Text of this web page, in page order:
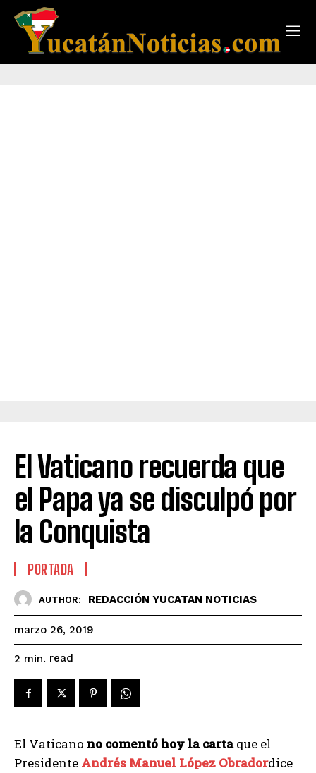
El Vaticano recuerda que
el Papa ya se disculpó por
la Conquista
PORTADA
AUTHOR: REDACCIÓN YUCATAN NOTICIAS
marzo 26, 2019
2 min. read
El Vaticano no comentó hoy la cartaque el
Presidente Andrés Manuel López Obradordice